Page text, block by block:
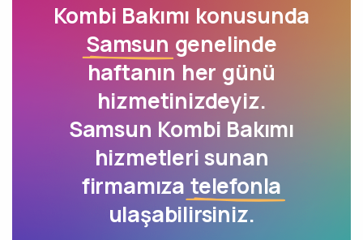
Kombi Bakımı konusunda
Samsun genelinde
haftanın her günü
hizmetinizdeyiz.
Samsun Kombi Bakımı
hizmetleri sunan
firmamıza telefonla
ulaşabilirsiniz.